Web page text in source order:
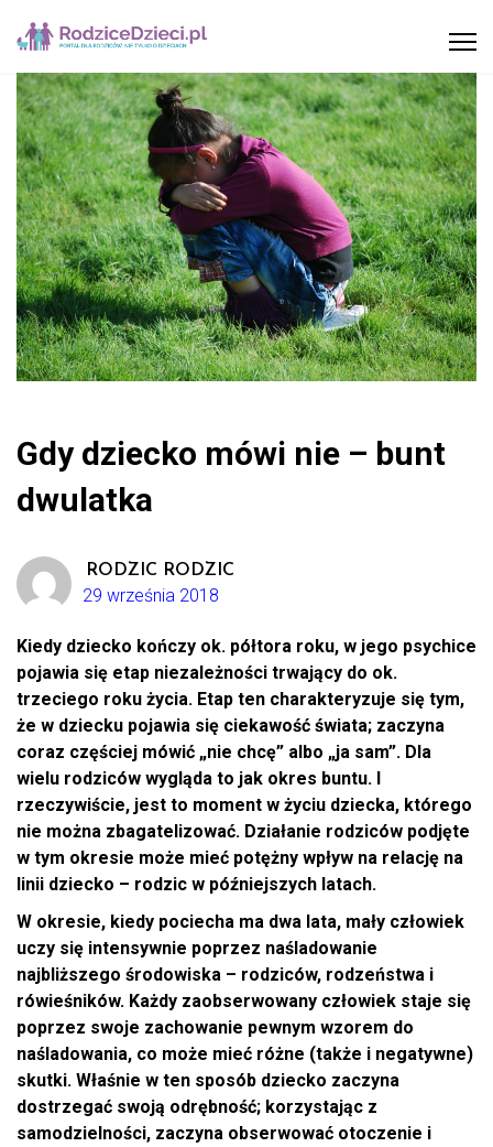
Gdy dziecko mówi nie – bunt
dwulatka
RODZIC RODZIC
29 września 2018
Kiedy dziecko kończy ok. półtora roku, w jego psychice
pojawia się etap niezależności trwający do ok.
trzeciego roku życia. Etap ten charakteryzuje się tym,
że w dziecku pojawia się ciekawość świata; zaczyna
coraz częściej mówić „nie chcę” albo „ja sam”. Dla
wielu rodziców wygląda to jak okres buntu. I
rzeczywiście, jest to moment w życiu dziecka, którego
nie można zbagatelizować. Działanie rodziców podjęte
w tym okresie może mieć potężny wpływ na relację na
linii dziecko – rodzic w późniejszych latach.
W okresie, kiedy pociecha ma dwa lata, mały człowiek
uczy się intensywnie poprzez naśladowanie
najbliższego środowiska – rodziców, rodzeństwa i
rówieśników. Każdy zaobserwowany człowiek staje się
poprzez swoje zachowanie pewnym wzorem do
naśladowania, co może mieć różne (także i negatywne)
skutki. Właśnie w ten sposób dziecko zaczyna
dostrzegać swoją odrębność; korzystając z
samodzielności, zaczyna obserwować otoczenie i